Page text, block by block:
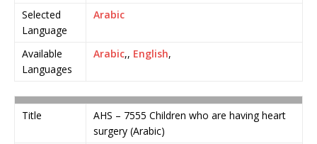
Selected
Language
Arabic
Available
Languages
Arabic,, English,
Title
AHS – 7555 Children who are having heart
surgery (Arabic)